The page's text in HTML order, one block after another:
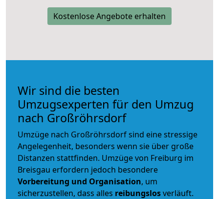
Kostenlose Angebote erhalten
Wir sind die besten
Umzugsexperten für den Umzug
nach Großröhrsdorf
Umzüge nach Großröhrsdorf sind eine stressige
Angelegenheit, besonders wenn sie über große
Distanzen stattfinden. Umzüge von Freiburg im
Breisgau erfordern jedoch besondere
Vorbereitung und Organisation, um
sicherzustellen, dass alles reibungslosverläuft.